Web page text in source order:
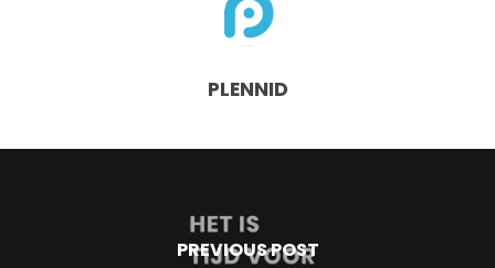
PLENNID
PREVIOUS POST